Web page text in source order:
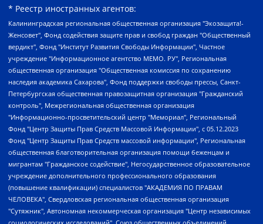
* Реестр иностранных агентов:
Калининградская региональная общественная организация "Экозащита!-Женсовет", Фонд содействия защите прав и свобод граждан "Общественный вердикт", Фонд "Институт Развития Свободы Информации", Частное учреждение "Информационное агентство МЕМО. РУ", Региональная общественная организация "Общественная комиссия по сохранению наследия академика Сахарова", Фонд поддержки свободы прессы, Санкт-Петербургская общественная правозащитная организация "Гражданский контроль", Межрегиональная общественная организация "Информационно-просветительский центр "Мемориал", Региональный Фонд "Центр Защиты Прав Средств Массовой Информации", с 05.12.2023 Фонд "Центр Защиты Прав Средств массовой информации", Региональная общественная благотворительная организация помощи беженцам и мигрантам "Гражданское содействие", Негосударственное образовательное учреждение дополнительного профессионального образования (повышение квалификации) специалистов "АКАДЕМИЯ ПО ПРАВАМ ЧЕЛОВЕКА", Свердловская региональная общественная организация "Сутяжник", Автономная некоммерческая организация "Центр независимых социологических исследований", Союз общественных объединений "Российский исследовательский центр по правам человека", Региональное общественное учреждение научно-информационный центр "МЕМОРИАЛ", Некоммерческая организация "Фонд защиты гласности", Автономная некоммерческая организация "Институт прав человека", Городская общественная организация "Екатеринбургское общество "МЕМОРИАЛ", Городская общественная организация "Рязанское историко-просветительское и правозащитное общество "Мемориал" (Рязанский Мемориал), Челябинский региональный орган общественной самодеятельности – женское общественное объединение "Женщины Евразии", Челябинский региональный орган общественной самодеятельности "Уральская правозащитная группа", Фонд содействия защите здоровья и социальной справедливости имени Андрея Рылькова, Автономная Некоммерческая Организация "Аналитический Центр Юрия Левады", Автономная некоммерческая организация социальной поддержки населения "Проект Апрель", Региональная общественная организация помощи женщинам и детям, находящимся в кризисной ситуации "Информационно-методический центр "Анна", Фонд содействия развитию массовых коммуникаций и правовому просвещению "Так-так-Так", Фонд содействия устойчивому развитию "Серебряная тайга", Свердловский региональный общественный фонд социальных проектов "Новое время", "Idel.Реалии", Кавказ.Реалии, Крым.Реалии, Телеканал Настоящее Время, Татаро-башкирская служба Радио Свобода (Azatliq Radiosi), Радио Свободная Европа/Радио Свобода (PCE/PC), "Сибирь.Реалии", "Фактограф", Благотворительный фонд помощи осужденным и их семьям, Автономная некоммерческая организация "Институт глобализации и социальных движений", Фонд "В защиту прав заключенных", Частное учреждение "Центр поддержки и содействия развитию средств массовой информации", Пензенский региональный общественный благотворительный фонд "Гражданский союз", "Север.Реалии", Некоммерческая организация Фонд "Правовая инициатива", Общество с ограниченной ответственностью "Радио Свободная Европа/Радио Свобода", Чешское информационное агентство "MEDIUM-ORIENT", Красноярская региональная общественная организация "Мы против СПИДа", Камалягин Денис Николаевич, Маркелов Сергей Евгеньевич, Пономарев Лев Александрович, Савицкая Людмила Алексеевна, Автономная некоммерческая организация "Центр по работе с проблемой насилия "НАСИЛИЮ.НЕТ", Межрегиональный профессиональный союз работников здравоохранения "Альянс врачей", Юридическое лицо, зарегистрированное в Латвийской Республике, SIA "Medusa Project" (регистрационный номер 40103797863, дата регистрации 10.06.2014), Некоммерческая организация "Фонд по борьбе с коррупцией", Автономная некоммерческая организация "Институт права и публичной политики", Баданин Роман Сергеевич, Гликин Максим Александрович, Железнова Мария Михайловна, Лукьянова Юлия Сергеевна, Маетная Елизавета Витальевна, Маняхин Петр Борисович, Чуракова Ольга Владимировна, Ярош Юлия Петровна, Юридическое лицо "The Insider SIA", зарегистрированное в Риге, Латвийская Республика (дата регистрации 26.06.2015), являющееся администратором доменного имени интернет-издания "The Insider SIA", https://theins.ru, Постернак Алексей Евгеньевич, Рубин Михаил Аркадьевич, Анин Роман Александрович, Юридическое лицо Istories fonds, зарегистрированное в Латвийской Республике (регистрационный номер 50008295751, дата регистрации 24.02.2020), Великовский Дмитрий Александрович, Долинина Ирина Николаевна, Мароховская Алеся Алексеевна, Шлейнов Роман Юрьевич, Шмагун Олеся Валентиновна, Общество с ограниченной ответственностью "Альтаир 2021", Общество с ограниченной ответственностью "Вега 2021", Общество с ограниченной ответственностью "Главный редактор 2021", Общество с ограниченной ответственностью "Ромашки монолит", Важенков Артем Валерьевич, Ивановская областная общественная организация "Центр гендерных исследований", Гурман Юрий Альбертович, Медиапроект "ОВД-Инфо", Егоров Владимир Владимирович, Жилинский Владимир Александрович, Общество с ограниченной ответственностью "ЗП", Иванова София Юрьевна, Карезина Инна Павловна, Кильтау Екатерина Викторовна, Петров Алексей Викторович, Пискунов Сергей Евгеньевич, Смирнов Сергей Сергеевич, Тихонов Михаил Сергеевич, Общество с ограниченной ответственностью "ЖУРНАЛИСТ-ИНОСТРАННЫЙ АГЕНТ", Арапова Галина Юрьевна, Вольтская Татьяна Анатольевна, Американская компания "Mason G.E.S. Anonymous Foundation" (США), являющаяся владельцем интернет-издания https://mnews.world/, Компания "Stichting Bellingcat", зарегистрированная в Нидерландах (дата регистрации 11.07.2018), Захаров Андрей Вячеславович, Клепиковская Екатерина Дмитриевна, Общество с ограниченной ответственностью "МЕМО", Перл Роман Александрович, Симонов Евгений Алексеевич, Соловьева Елена Анатольевна, Сотников Даниил Владимирович, Сурначева Елизавета Дмитриевна, Автономная некоммерческая организация по защите прав человека и информированию населения "Якутия – Наше Мнение", Общество с ограниченной ответственностью "Москоу диджитал медиа", с 26.01.2023 Общество с ограниченной ответственностью "Чайка Белые сады", Ветошкина Валерия Валерьевна, Заговора Максим Александрович, Межрегиональное общественное движение "Российская ЛГБТ - сеть", Оленичев Максим Владимирович, Павлов Иван Юрьевич, Скворцова Елена Сергеевна, Общество с ограниченной ответственностью "Как бы инагент", Кочетков Игорь Викторович, Общество с ограниченной ответственностью "Честные выборы", Еланчик Олег Александрович, Общество с ограниченной ответственностью "Нобелевский призыв", Гималова Регина Эмилевна, Григорьев Андрей Валерьевич, Григорьева Алина Александровна, Ассоциация по содействию защите прав призывников, альтернативнослужащих и военнослужащих "Правозащитная группа "Гражданин.Армия.Право", Хисамова Регина Фаритовна, Автономная некоммерческая организация по реализации социально-правовых программ "Лилит", Дальневосточное общественное движение "Маяк", Санкт-Петербургская ЛГБТ-инициативная группа "Выход", Инициативная группа ЛГБТ+ "Реверс", Алексеев Андрей Викторович, Бекбулатова Таисия Львовна, Беляев Иван Михайлович, Владыкина Елена Сергеевна, Гельман Марат Александрович, Никульшина Вероника Юрьевна, Толоконникова Надежда Андреевна, Шендерович Виктор Анатольевич, Общество с ограниченной ответственностью "Данное сообщение", Общество с ограниченной ответственностью Издательский дом "Новая глава", Айнбиндер Александра Александровна, Московский комьюнити-центр для ЛГБТ+инициатив, Благотворительный фонд развития филантропии, Deutsche Welle (Германия, Kurt-Schumacher-Strasse 3, 53113 Bonn), Борзунова Мария Михайловна, Воробьев Виктор Викторович, Голубева Анна Львовна, Константинова Алла Михайловна, Малкова Ирина Владимировна, Мурадов Мурад Абдулгалимович, Осетинская Елизавета Николаевна, Понасенков Евгений Николаевич, Ганапольский Матвей Юрьевич, Киселев Евгений Алексеевич, Борухович Ирина Григорьевна, Дремин Иван Тимофеевич, Дубровский Дмитрий Викторович, Красноярская региональная общественная организация поддержки и развития альтернативных образовательных технологий и межкультурных коммуникаций "ИНТЕРРА", Маяковская Екатерина Алексеевна, Фейгин Марк Захарович, Филимонов Андрей Викторович, Дзугкоева Регина Николаевна, Доброхотов Роман Александрович, Дудь Юрий Александрович, Елкин Сергей Владимирович, Кругликов Кирилл Игоревич, Сабунаева Мария Леонидовна, Семенов Алексей Владимирович, Шаинян Карен Багратович, Шульман Екатерина Михайловна, Асафьев Артур Валерьевич, Вахштайн Виктор Семенович, Венедиктов Алексей Алексеевич, Лушникова Екатерина Евгеньевна, Волков Леонид Михайлович, Невзоров Александр Глебович, Пархоменко Сергей Борисович, Сироткин Ярослав Николаевич, Кара-Мурза Владимир Владимирович, Баранова Наталья Владимировна, Гозман Леонид Яковлевич, Кагарлицкий Борис Юльевич, Климарев Михаил Валерьевич, Милов Владимир Станиславович, Автономная некоммерческая организация Краснодарский центр современного искусства "Типография", Моргенштерн Алишер Тагирович, Соболь Любовь Эдуардовна, Общество с ограниченной ответственностью "ЛИЗА НОРМ", Каспаров Гарри Кимович, Ходорковский Михаил Борисович, Общество с ограниченной ответственностью "Апрельские тезисы", Данилович Ирина Брониславовна, Кашин Олег Владимирович, Петров Николай Владимирович, Пивоваров Алексей Владимирович, Соколов Михаил Владимирович, Цветкова Юлия Владимировна, Чичваркин Евгений Александрович, Комитет против пыток/Команда против пыток, Общество с ограниченной ответственностью "Первый научный", Общество с ограниченной ответственностью "Вертолет и ко", Белоцерковская Вероника Борисовна, Кац Максим Евгеньевич, Лазарева Татьяна Юрьевна, Шаведдинов Руслан Табризович, Яшин Илья Валерьевич, Общество с ограниченной ответственностью "Иноагент ААВ", Алешковский Дмитрий Петрович, Альбац Евгения Марковна, Быков Дмитрий Львович, Галямина Юлия Евгеньевна, Лойко Сергей Леонидович, Мартынов Кирилл Константинович, Медведев Сергей Александрович, Крашенинников Федор Геннадиевич, Гордеева Катерина Вл